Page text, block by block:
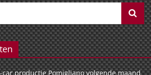
car productie Pomigliano volgende maand